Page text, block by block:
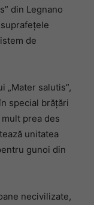
din Legnano
de
„Mater salutis”,
special brățări
prea des
unitatea
gunoi din
necivilizate,